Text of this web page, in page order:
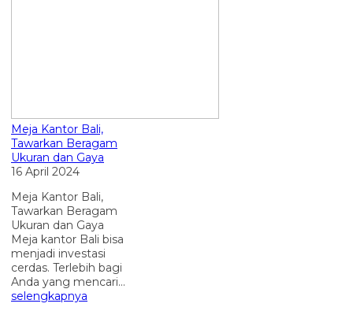
Meja Kantor Bali,
Tawarkan Beragam
Ukuran dan Gaya
16 April 2024
Meja Kantor Bali,
Tawarkan Beragam
Ukuran dan Gaya
Meja kantor Bali bisa
menjadi investasi
cerdas. Terlebih bagi
Anda yang mencari...
selengkapnya